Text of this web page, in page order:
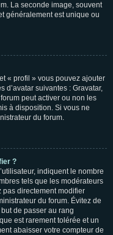
La seconde image, souvent
généralement est unique ou
« profil » vous pouvez ajouter
d’avatar suivantes : Gravatar,
peut activer ou non les
à disposition. Si vous ne
du forum.
?
indiquent le nombre
tels que les modérateurs
pas directement modifier
du forum. Évitez de
de passer au rang
est rarement tolérée et un
abaisser votre compteur de